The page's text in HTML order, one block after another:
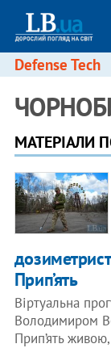
Defense Tech
МАТЕРІАЛИ
Прип’ять
Віртуальна
Володимиром
Прип’ять